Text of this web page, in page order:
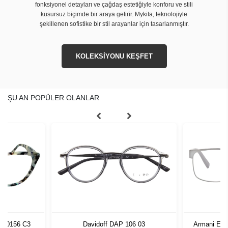
fonksiyonel detayları ve çağdaş estetiğiyle konforu ve stili
kusursuz biçimde bir araya getirir. Mykita, teknolojiyle
şekillenen sofistike bir stil arayanlar için tasarlanmıştır.
KOLEKSİYONU KEŞFET
ŞU AN POPÜLER OLANLAR
C3 Davidoff DAP 106 03 Armani